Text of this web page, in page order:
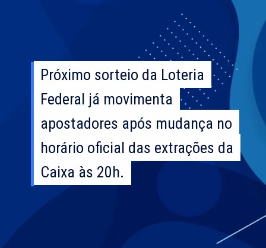
Próximo sorteio da Loteria
Federal já movimenta
apostadores após mudança no
horário oficial das extrações da
Caixa às 20h.
Próximo sorteio da Loteria
Federal já movimenta
apostadores após mudança no
horário oficial das extrações da
Caixa às 20h.